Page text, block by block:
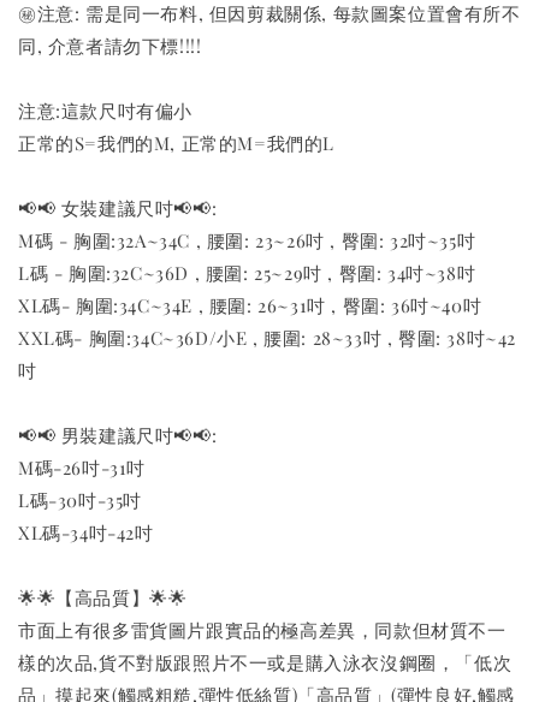
㊙️注意: 需是同一布料, 但因剪裁關係, 每款圖案位置會有所不
同, 介意者請勿下標!!!!
注意:這款尺吋有偏小
正常的S=我們的M, 正常的M=我們的L
📢📢 女裝建議尺吋📢📢:
M碼 - 胸圍:32A~34C , 腰圍: 23~26吋 , 臀圍: 32吋~35吋
L碼 - 胸圍:32C~36D , 腰圍: 25~29吋 , 臀圍: 34吋~38吋
XL碼- 胸圍:34C~34E , 腰圍: 26~31吋 , 臀圍: 36吋~40吋
XXL碼- 胸圍:34C~36D/小E , 腰圍: 28~33吋 , 臀圍: 38吋~42
吋
📢📢 男裝建議尺吋📢📢:
M碼-26吋-31吋
L碼-30吋-35吋
XL碼-34吋-42吋
🌟🌟【高品質】🌟🌟
市面上有很多雷貨圖片跟實品的極高差異，同款但材質不一
樣的次品,貨不對版跟照片不一或是購入泳衣沒鋼圈，「低次
品」摸起來(觸感粗糙,彈性低絲質)「高品質」(彈性良好,觸感